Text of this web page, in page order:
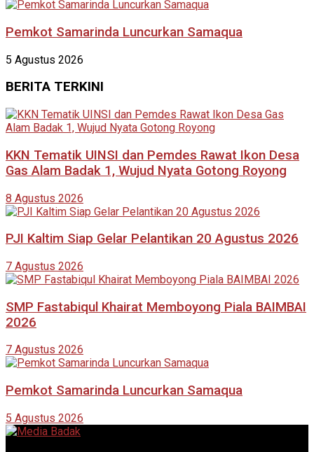
Pemkot Samarinda Luncurkan Samaqua
5 Agustus 2026
BERITA TERKINI
KKN Tematik UINSI dan Pemdes Rawat Ikon Desa
Gas Alam Badak 1, Wujud Nyata Gotong Royong
8 Agustus 2026
PJI Kaltim Siap Gelar Pelantikan 20 Agustus 2026
7 Agustus 2026
SMP Fastabiqul Khairat Memboyong Piala BAIMBAI
2026
7 Agustus 2026
Pemkot Samarinda Luncurkan Samaqua
5 Agustus 2026